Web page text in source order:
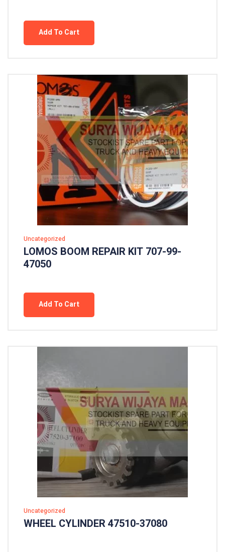
Add To Cart
Uncategorized
LOMOS BOOM REPAIR KIT 707-99-
47050
Add To Cart
Uncategorized
WHEEL CYLINDER 47510-37080